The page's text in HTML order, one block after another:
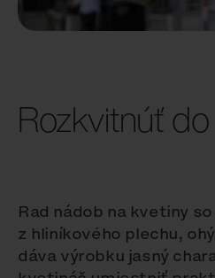
Rozkvitnúť
Rad nádob na kvetiny
z hliníkového plechu,
dáva výrobku jasný